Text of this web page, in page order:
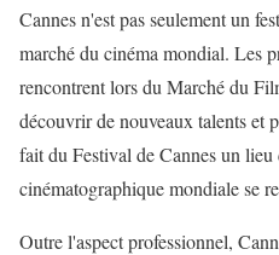
Cannes n'est pas seulement un
marché du cinéma mondial. Les
rencontrent lors du Marché du
découvrir de nouveaux talents et
fait du Festival de Cannes un
cinématographique mondiale se
Outre l'aspect professionnel,